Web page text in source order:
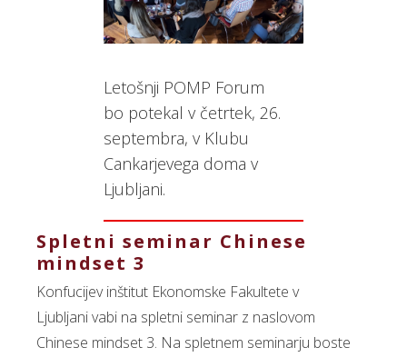
Letošnji POMP Forum
bo potekal v četrtek, 26.
septembra, v Klubu
Cankarjevega doma v
Ljubljani.
Spletni seminar Chinese
mindset 3
Konfucijev inštitut Ekonomske Fakultete v
Ljubljani vabi na spletni seminar z naslovom
Chinese mindset 3. Na spletnem seminarju boste